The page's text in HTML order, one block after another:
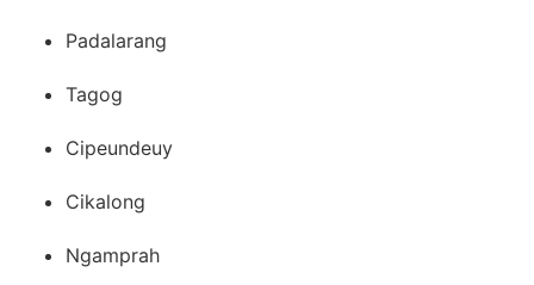
Padalarang
Tagog
Cipeundeuy
Cikalong
Ngamprah